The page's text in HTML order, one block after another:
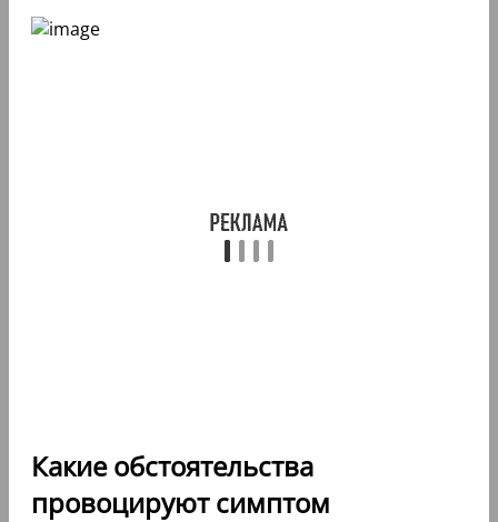
Какие обстоятельства
провоцируют симптом